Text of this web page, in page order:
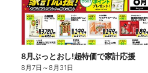
8月ぶっとおし!超特価で家計応援
8月7日 ～8月31日